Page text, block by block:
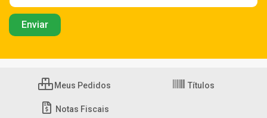
Meus Pedidos Títulos
Notas Fiscais